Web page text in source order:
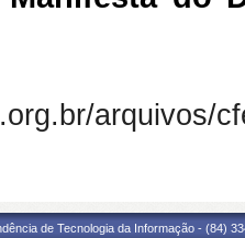
arquivos/
de Tecnologia da Informação - (84)